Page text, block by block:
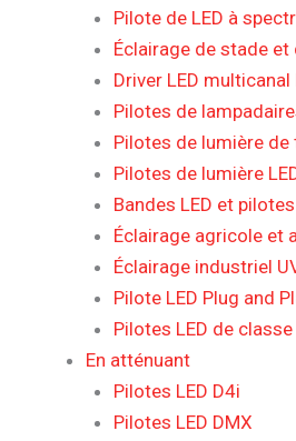
Pilote de LED à
Éclairage de stade
Driver LED
Pilotes de
Pilotes de lumière de
Pilotes de lumière
Bandes LED et
Éclairage agricole et
Éclairage industriel
Pilote LED Plug and
Pilotes LED de classe
En atténuant
Pilotes LED D4i
Pilotes LED DMX